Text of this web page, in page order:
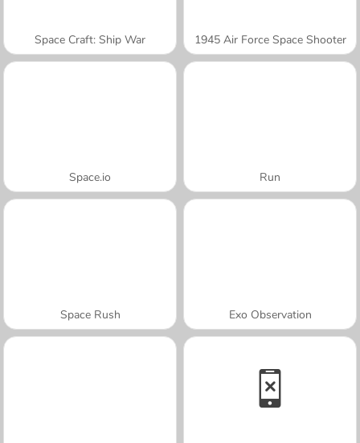
Space Craft: Ship War 1945 Air Force Space Shooter
Space.io Run
Space Rush Exo Observation